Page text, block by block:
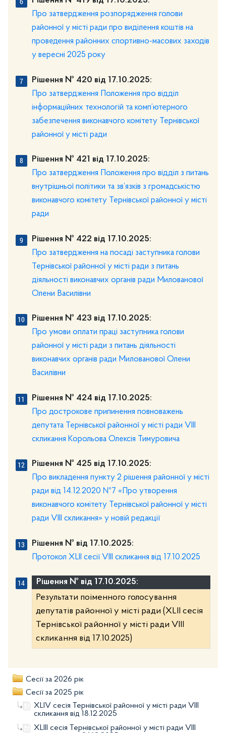
Про затвердження розпорядження голови
районної у місті ради про виділення коштів на
проведення районних спортивно-масових заходів
у вересні 2025 року
Рішення № 420 від 17.10.2025:
Про затвердження Положення про відділ
інформаційних технологій та комп’ютерного
забезпечення виконавчого комітету Тернівської
районної у місті ради
Рішення № 421 від 17.10.2025:
Про затвердження Положення про відділ з питань
внутрішньої політики та зв’язків з громадськістю
виконавчого комітету Тернівської районної у місті
ради
Рішення № 422 від 17.10.2025:
Про затвердження на посаді заступника голови
Тернівської районної у місті ради з питань
діяльності виконавчих органів ради Милованової
Олени Василівни
Рішення № 423 від 17.10.2025:
Про умови оплати праці заступника голови
районної у місті ради з питань діяльності
виконавчих органів ради Милованової Олени
Василівни
Рішення № 424 від 17.10.2025:
Про дострокове припинення повноважень
депутата Тернівської районної у місті ради VІІІ
скликання Корольова Олексія Тимуровича
Рішення № 425 від 17.10.2025:
Про викладення пункту 2 рішення районної у місті
ради від 14.12.2020 №7 «Про утворення
виконавчого комітету Тернівської районної у місті
ради VІІІ скликання» у новій редакції
Рішення № від 17.10.2025:
Протокол XLII сесії VIIІ скликання від 17.10.2025
Рішення № від 17.10.2025:
Результати поіменного голосування
депутатів районної у місті ради (XLІІ сесія
Тернівської районної у місті ради VIIІ
скликання від 17.10.2025)
Сесії за 2026 рік
Сесії за 2025 рік
XLІV сесія Тернівської районної у місті ради VIIІ
скликання від 18.12.2025
XLІІІ сесія Тернівської районної у місті ради VIIІ